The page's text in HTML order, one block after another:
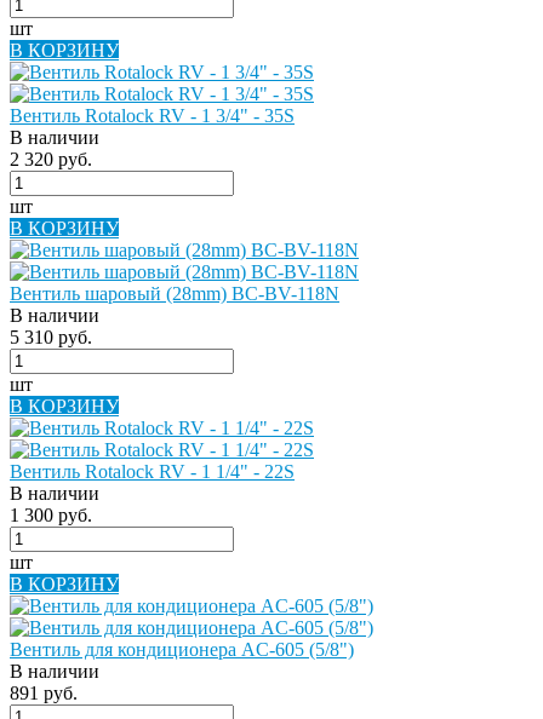
шт
В КОРЗИНУ
Вентиль Rotalock RV - 1 3/4" - 35S
В наличии
2 320 руб.
шт
В КОРЗИНУ
Вентиль шаровый (28mm) BC-BV-118N
В наличии
5 310 руб.
шт
В КОРЗИНУ
Вентиль Rotalock RV - 1 1/4" - 22S
В наличии
1 300 руб.
шт
В КОРЗИНУ
Вентиль для кондиционера AC-605 (5/8")
В наличии
891 руб.